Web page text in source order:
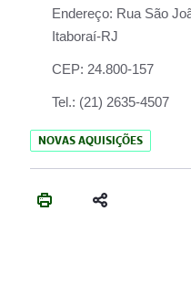
Endereço: Rua São
Itaboraí-RJ
CEP: 24.800-157
Tel.: (21) 2635-4507
NOVAS AQUISIÇÕES